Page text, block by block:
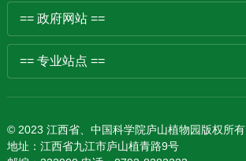
== 政府网站 ==
== 专业站点 ==
© 2023 江西省、中国科学院庐山植物园版权所有
地址：江西省九江市庐山植青路9号